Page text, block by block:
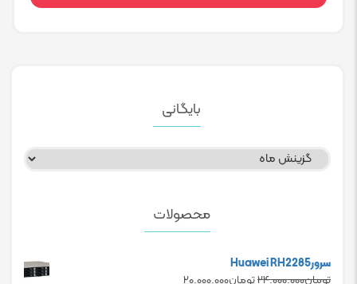
بایگانی
بایگانی
محصولات
سرورHuawei RH2285
تومان۲۴.۰۰۰.۰۰۰Original
تومان۲۰.۰۰۰.۰۰۰Current